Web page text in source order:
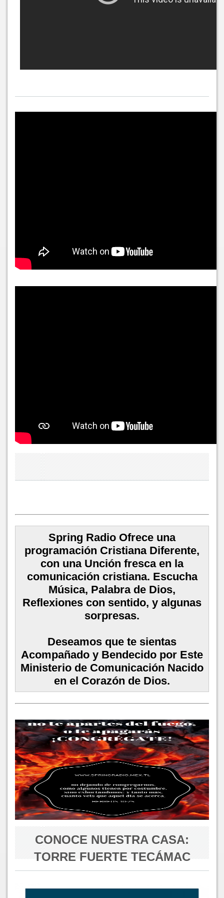
Spring Radio Ofrece una
programación Cristiana Diferente,
con una Unción fresca en la
comunicación cristiana. Escucha
Música, Palabra de Dios,
Reflexiones con sentido, y algunas
sorpresas.
Deseamos que te sientas
Acompañado y Bendecido por Este
Ministerio de Comunicación Nacido
en el Corazón de Dios.
CONOCE NUESTRA CASA:
TORRE FUERTE TECÁMAC